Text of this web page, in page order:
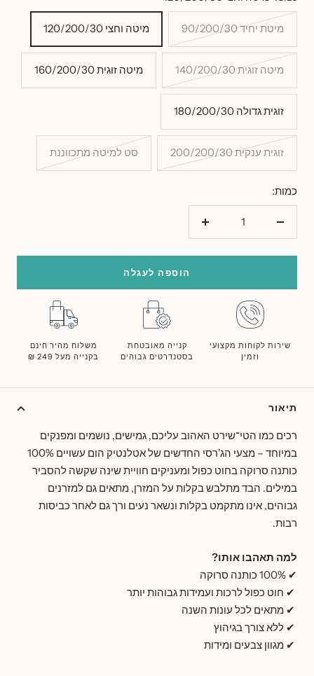
מיטת יחיד 90/200/30 מיטה וחצי 120/200/30
מיטה זוגית 140/200/30 מיטה זוגית 160/200/30
זוגית גדולה 180/200/30
זוגית ענקית 200/200/30 סט למיטה מתכווננת
כמות:
הוסף
הוספה לעגלה
שירות לקוחות מקצועי
וזמין
קנייה מאובטחת
בסטנדרטים גבוהים
משלוח מהיר חינם
בקנייה מעל 249 ₪
תיאור
רכים כמו הטי־שירט האהוב עליכם, גמישים, נושמים ומפנקים
במיוחד – מצעי הג'רסי החדשים של אטלנטיק הום עשויים 100%
כותנה סרוקה בחוט כפול ומעניקים חוויית שינה שקשה להסביר
במילים. הבד מתלבש בקלות על המזרן, מתאים גם למזרנים
גבוהים, אינו מתקמט בקלות ונשאר נעים ורך גם לאחר כביסות
רבות.
למה תאהבו אותו?
✔ 100% כותנה סרוקה
✔ חוט כפול לרכות ועמידות גבוהות יותר
✔ מתאים לכל עונות השנה
✔ ללא צורך בגיהוץ
✔ מגוון צבעים ומידות